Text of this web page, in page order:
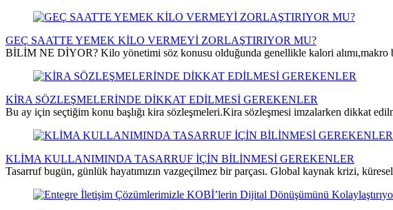
GEÇ SAATTE YEMEK KİLO VERMEYİ ZORLAŞTIRIYOR MU?
BİLİM NE DİYOR? Kilo yönetimi söz konusu olduğunda genellikle kalori alımı,makro
KİRA SÖZLEŞMELERİNDE DİKKAT EDİLMESİ GEREKENLER
Bu ay için seçtiğim konu başlığı kira sözleşmeleri.Kira sözleşmesi imzalarken dikkat
KLİMA KULLANIMINDA TASARRUF İÇİN BİLİNMESİ GEREKENLER
Tasarruf bugün, günlük hayatımızın vazgeçilmez bir parçası. Global kaynak krizi,